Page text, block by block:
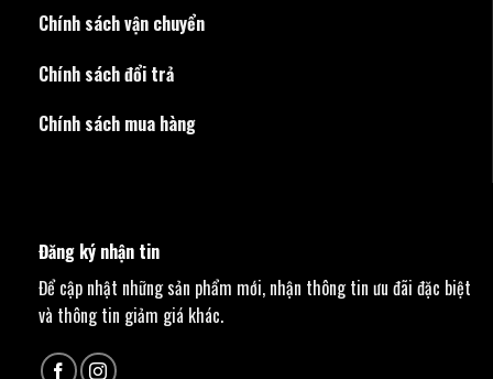
Chính sách vận chuyển
Chính sách đổi trả
Chính sách mua hàng
Đăng ký nhận tin
Để cập nhật những sản phẩm mới, nhận thông tin ưu đãi đặc biệt
và thông tin giảm giá khác.